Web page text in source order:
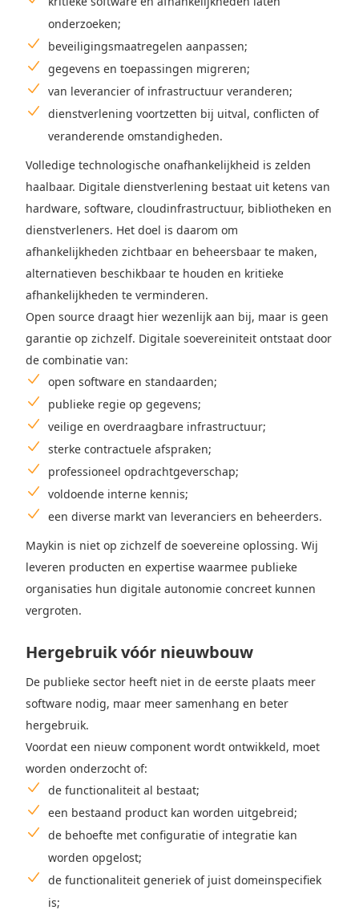
onderzoeken;
beveiligingsmaatregelen aanpassen;
gegevens en toepassingen migreren;
van leverancier of infrastructuur veranderen;
dienstverlening voortzetten bij uitval, conflicten of
veranderende omstandigheden.
Volledige technologische onafhankelijkheid is zelden
haalbaar. Digitale dienstverlening bestaat uit ketens van
hardware, software, cloudinfrastructuur, bibliotheken en
dienstverleners. Het doel is daarom om
afhankelijkheden zichtbaar en beheersbaar te maken,
alternatieven beschikbaar te houden en kritieke
afhankelijkheden te verminderen.
Open source draagt hier wezenlijk aan bij, maar is geen
garantie op zichzelf. Digitale soevereiniteit ontstaat door
de combinatie van:
open software en standaarden;
publieke regie op gegevens;
veilige en overdraagbare infrastructuur;
sterke contractuele afspraken;
professioneel opdrachtgeverschap;
voldoende interne kennis;
een diverse markt van leveranciers en beheerders.
Maykin is niet op zichzelf de soevereine oplossing. Wij
leveren producten en expertise waarmee publieke
organisaties hun digitale autonomie concreet kunnen
vergroten.
Hergebruik vóór nieuwbouw
De publieke sector heeft niet in de eerste plaats meer
software nodig, maar meer samenhang en beter
hergebruik.
Voordat een nieuw component wordt ontwikkeld, moet
worden onderzocht of:
de functionaliteit al bestaat;
een bestaand product kan worden uitgebreid;
de behoefte met configuratie of integratie kan
worden opgelost;
de functionaliteit generiek of juist domeinspecifiek
is;